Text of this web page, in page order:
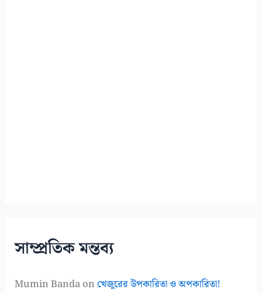
সাম্প্রতিক মন্তব্য
Mumin Bandaon খেজুরের উপকারিতা ও অপকারিতা!